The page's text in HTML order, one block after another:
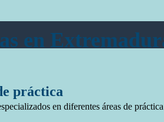
práctica
en
en diferentes áreas de